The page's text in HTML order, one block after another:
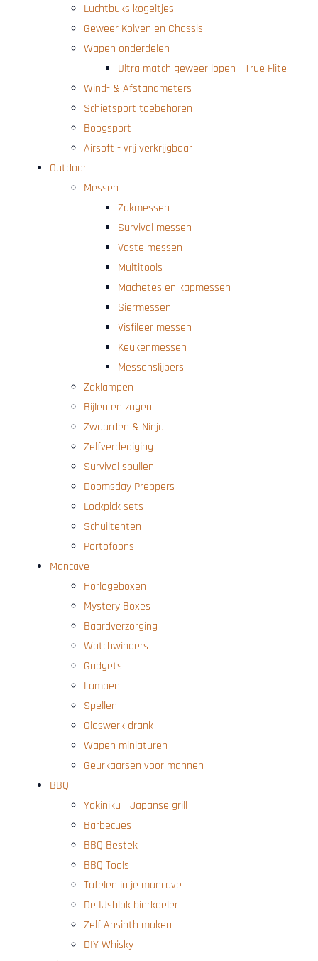
Luchtbuks kogeltjes
Geweer Kolven en Chassis
Wapen onderdelen
Ultra match geweer lopen - True Flite
Wind- & Afstandmeters
Schietsport toebehoren
Boogsport
Airsoft - vrij verkrijgbaar
Outdoor
Messen
Zakmessen
Survival messen
Vaste messen
Multitools
Machetes en kapmessen
Siermessen
Visfileer messen
Keukenmessen
Messenslijpers
Zaklampen
Bijlen en zagen
Zwaarden & Ninja
Zelfverdediging
Survival spullen
Doomsday Preppers
Lockpick sets
Schuiltenten
Portofoons
Mancave
Horlogeboxen
Mystery Boxes
Baardverzorging
Watchwinders
Gadgets
Lampen
Spellen
Glaswerk drank
Wapen miniaturen
Geurkaarsen voor mannen
BBQ
Yakiniku - Japanse grill
Barbecues
BBQ Bestek
BBQ Tools
Tafelen in je mancave
De IJsblok bierkoeler
Zelf Absinth maken
DIY Whisky